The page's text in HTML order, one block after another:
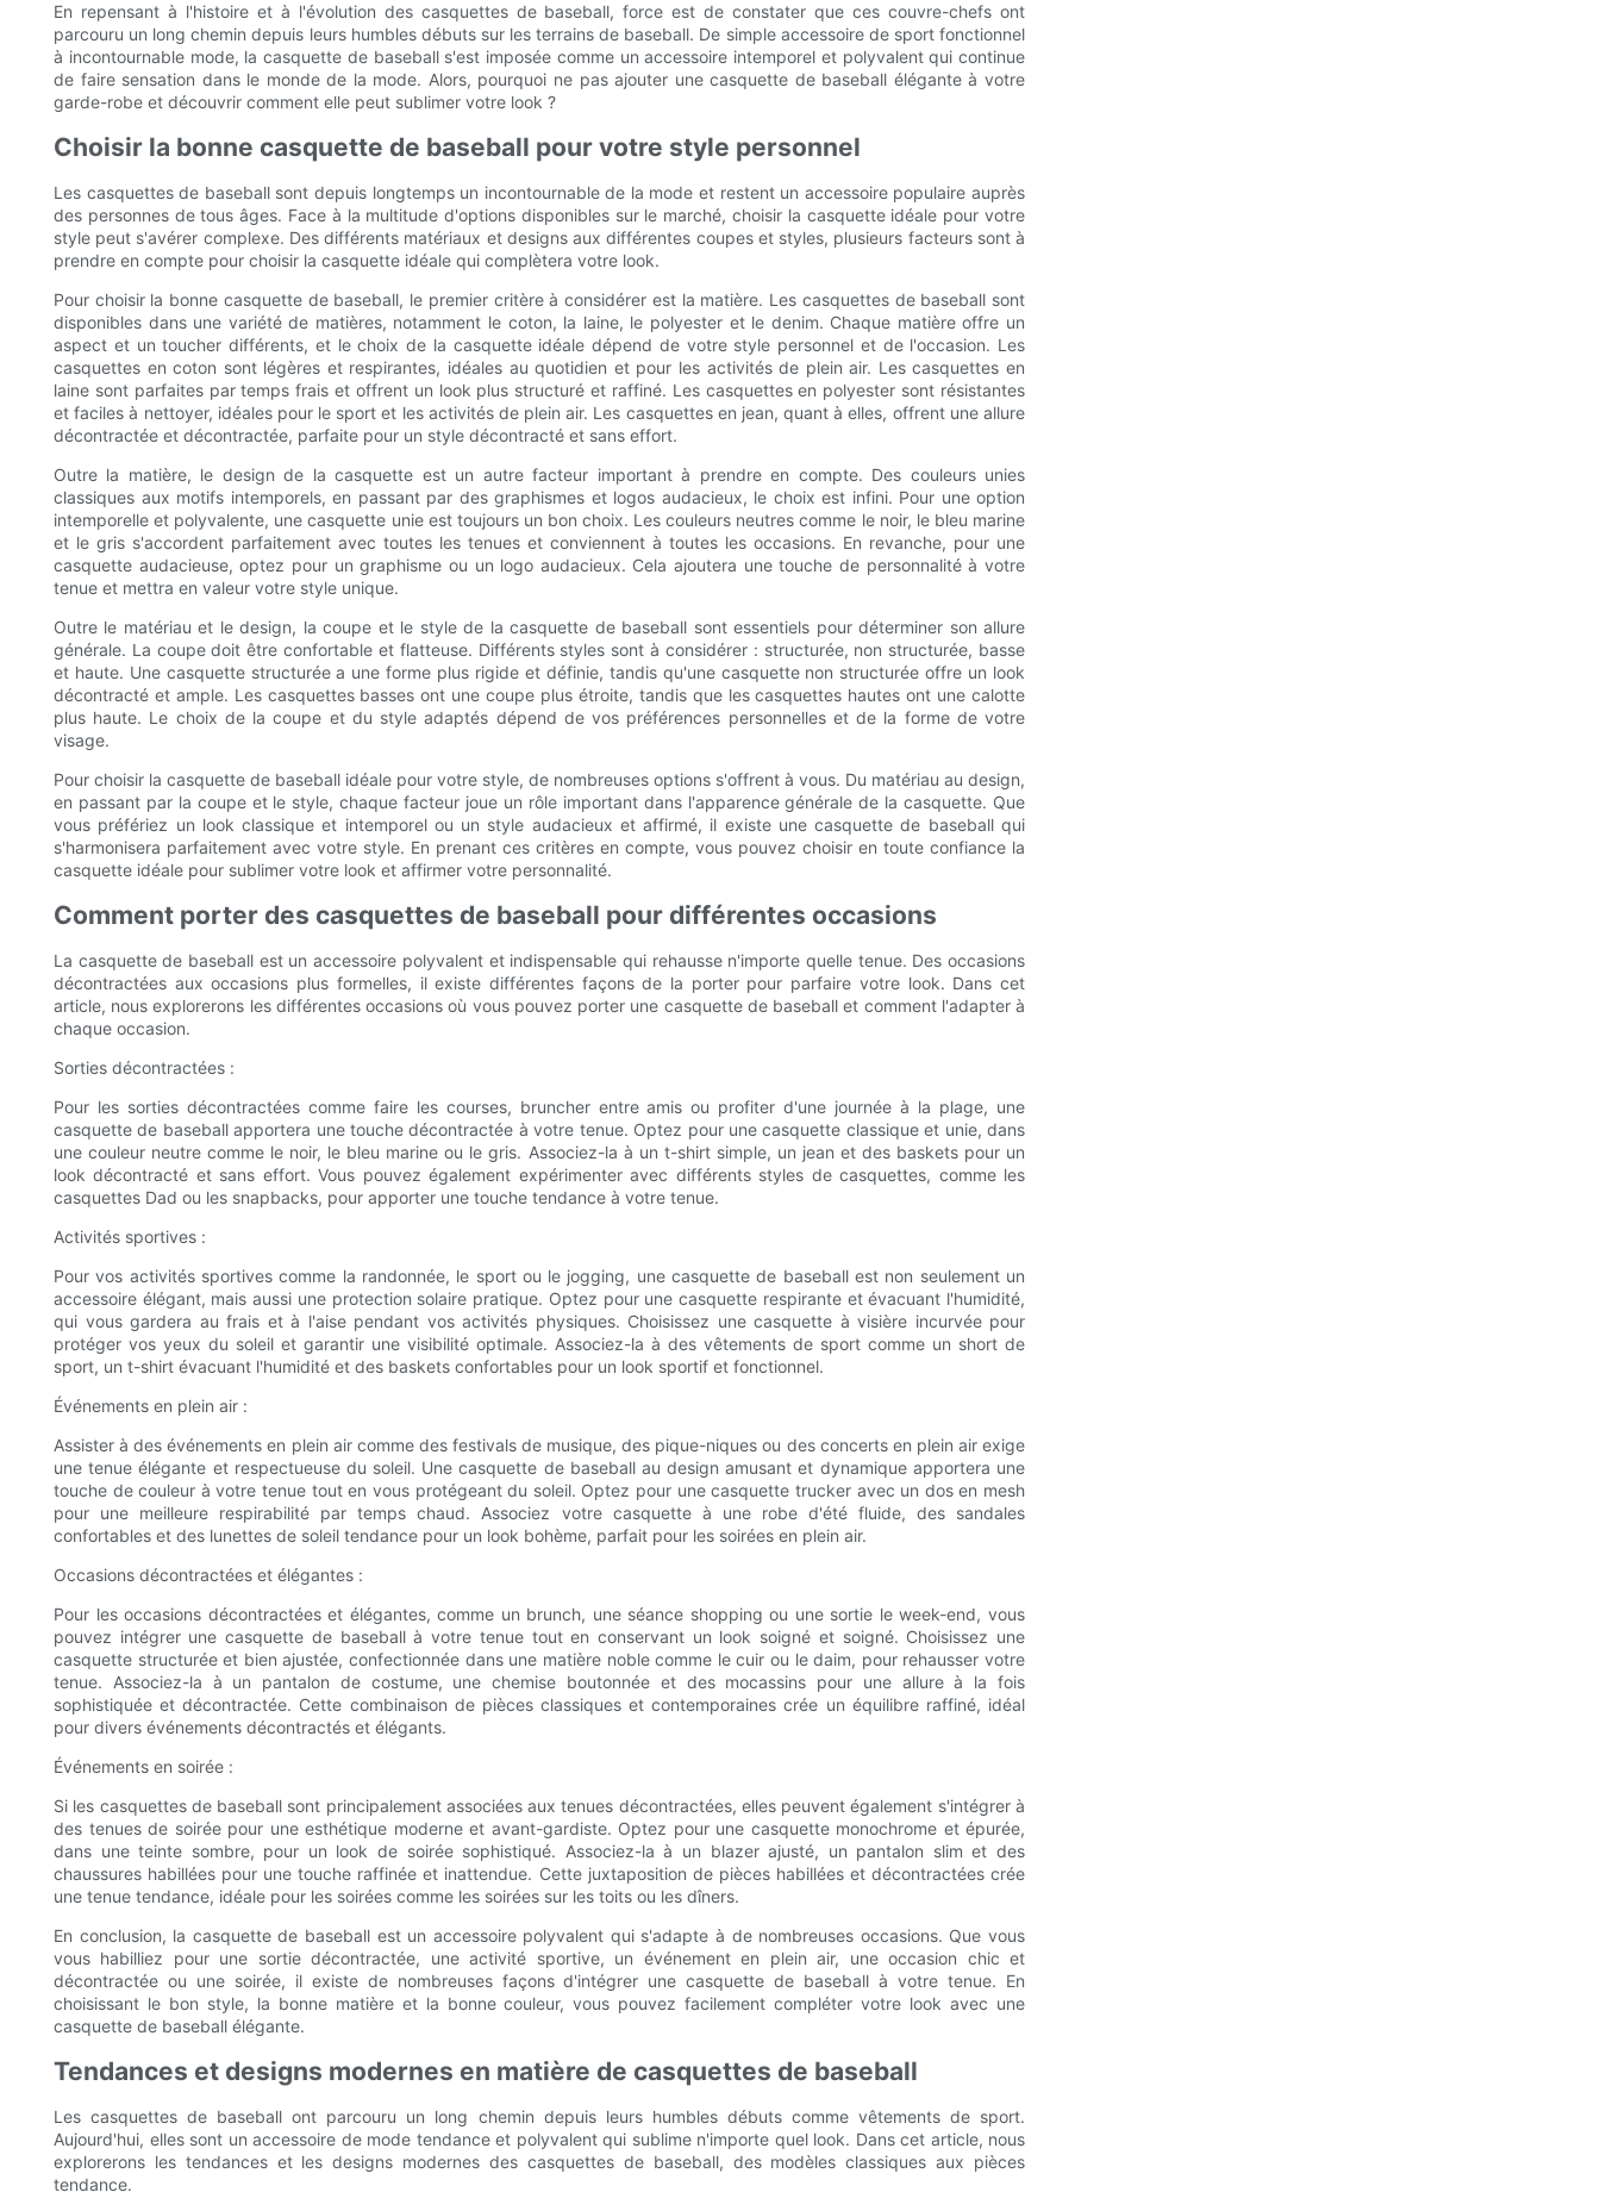
En repensant à l'histoire et à l'évolution des casquettes de baseball, force est de constater que ces couvre-chefs ont
parcouru un long chemin depuis leurs humbles débuts sur les terrains de baseball. De simple accessoire de sport fonctionnel
à incontournable mode, la casquette de baseball s'est imposée comme un accessoire intemporel et polyvalent qui continue
de faire sensation dans le monde de la mode. Alors, pourquoi ne pas ajouter une casquette de baseball élégante à votre
garde-robe et découvrir comment elle peut sublimer votre look ?
Choisir la bonne casquette de baseball pour votre style personnel
Les casquettes de baseball sont depuis longtemps un incontournable de la mode et restent un accessoire populaire auprès
des personnes de tous âges. Face à la multitude d'options disponibles sur le marché, choisir la casquette idéale pour votre
style peut s'avérer complexe. Des différents matériaux et designs aux différentes coupes et styles, plusieurs facteurs sont à
prendre en compte pour choisir la casquette idéale qui complètera votre look.
Pour choisir la bonne casquette de baseball, le premier critère à considérer est la matière. Les casquettes de baseball sont
disponibles dans une variété de matières, notamment le coton, la laine, le polyester et le denim. Chaque matière offre un
aspect et un toucher différents, et le choix de la casquette idéale dépend de votre style personnel et de l'occasion. Les
casquettes en coton sont légères et respirantes, idéales au quotidien et pour les activités de plein air. Les casquettes en
laine sont parfaites par temps frais et offrent un look plus structuré et raffiné. Les casquettes en polyester sont résistantes
et faciles à nettoyer, idéales pour le sport et les activités de plein air. Les casquettes en jean, quant à elles, offrent une allure
décontractée et décontractée, parfaite pour un style décontracté et sans effort.
Outre la matière, le design de la casquette est un autre facteur important à prendre en compte. Des couleurs unies
classiques aux motifs intemporels, en passant par des graphismes et logos audacieux, le choix est infini. Pour une option
intemporelle et polyvalente, une casquette unie est toujours un bon choix. Les couleurs neutres comme le noir, le bleu marine
et le gris s'accordent parfaitement avec toutes les tenues et conviennent à toutes les occasions. En revanche, pour une
casquette audacieuse, optez pour un graphisme ou un logo audacieux. Cela ajoutera une touche de personnalité à votre
tenue et mettra en valeur votre style unique.
Outre le matériau et le design, la coupe et le style de la casquette de baseball sont essentiels pour déterminer son allure
générale. La coupe doit être confortable et flatteuse. Différents styles sont à considérer : structurée, non structurée, basse
et haute. Une casquette structurée a une forme plus rigide et définie, tandis qu'une casquette non structurée offre un look
décontracté et ample. Les casquettes basses ont une coupe plus étroite, tandis que les casquettes hautes ont une calotte
plus haute. Le choix de la coupe et du style adaptés dépend de vos préférences personnelles et de la forme de votre
visage.
Pour choisir la casquette de baseball idéale pour votre style, de nombreuses options s'offrent à vous. Du matériau au design,
en passant par la coupe et le style, chaque facteur joue un rôle important dans l'apparence générale de la casquette. Que
vous préfériez un look classique et intemporel ou un style audacieux et affirmé, il existe une casquette de baseball qui
s'harmonisera parfaitement avec votre style. En prenant ces critères en compte, vous pouvez choisir en toute confiance la
casquette idéale pour sublimer votre look et affirmer votre personnalité.
Comment porter des casquettes de baseball pour différentes occasions
La casquette de baseball est un accessoire polyvalent et indispensable qui rehausse n'importe quelle tenue. Des occasions
décontractées aux occasions plus formelles, il existe différentes façons de la porter pour parfaire votre look. Dans cet
article, nous explorerons les différentes occasions où vous pouvez porter une casquette de baseball et comment l'adapter à
chaque occasion.
Sorties décontractées :
Pour les sorties décontractées comme faire les courses, bruncher entre amis ou profiter d'une journée à la plage, une
casquette de baseball apportera une touche décontractée à votre tenue. Optez pour une casquette classique et unie, dans
une couleur neutre comme le noir, le bleu marine ou le gris. Associez-la à un t-shirt simple, un jean et des baskets pour un
look décontracté et sans effort. Vous pouvez également expérimenter avec différents styles de casquettes, comme les
casquettes Dad ou les snapbacks, pour apporter une touche tendance à votre tenue.
Activités sportives :
Pour vos activités sportives comme la randonnée, le sport ou le jogging, une casquette de baseball est non seulement un
accessoire élégant, mais aussi une protection solaire pratique. Optez pour une casquette respirante et évacuant l'humidité,
qui vous gardera au frais et à l'aise pendant vos activités physiques. Choisissez une casquette à visière incurvée pour
protéger vos yeux du soleil et garantir une visibilité optimale. Associez-la à des vêtements de sport comme un short de
sport, un t-shirt évacuant l'humidité et des baskets confortables pour un look sportif et fonctionnel.
Événements en plein air :
Assister à des événements en plein air comme des festivals de musique, des pique-niques ou des concerts en plein air exige
une tenue élégante et respectueuse du soleil. Une casquette de baseball au design amusant et dynamique apportera une
touche de couleur à votre tenue tout en vous protégeant du soleil. Optez pour une casquette trucker avec un dos en mesh
pour une meilleure respirabilité par temps chaud. Associez votre casquette à une robe d'été fluide, des sandales
confortables et des lunettes de soleil tendance pour un look bohème, parfait pour les soirées en plein air.
Occasions décontractées et élégantes :
Pour les occasions décontractées et élégantes, comme un brunch, une séance shopping ou une sortie le week-end, vous
pouvez intégrer une casquette de baseball à votre tenue tout en conservant un look soigné et soigné. Choisissez une
casquette structurée et bien ajustée, confectionnée dans une matière noble comme le cuir ou le daim, pour rehausser votre
tenue. Associez-la à un pantalon de costume, une chemise boutonnée et des mocassins pour une allure à la fois
sophistiquée et décontractée. Cette combinaison de pièces classiques et contemporaines crée un équilibre raffiné, idéal
pour divers événements décontractés et élégants.
Événements en soirée :
Si les casquettes de baseball sont principalement associées aux tenues décontractées, elles peuvent également s'intégrer à
des tenues de soirée pour une esthétique moderne et avant-gardiste. Optez pour une casquette monochrome et épurée,
dans une teinte sombre, pour un look de soirée sophistiqué. Associez-la à un blazer ajusté, un pantalon slim et des
chaussures habillées pour une touche raffinée et inattendue. Cette juxtaposition de pièces habillées et décontractées crée
une tenue tendance, idéale pour les soirées comme les soirées sur les toits ou les dîners.
En conclusion, la casquette de baseball est un accessoire polyvalent qui s'adapte à de nombreuses occasions. Que vous
vous habilliez pour une sortie décontractée, une activité sportive, un événement en plein air, une occasion chic et
décontractée ou une soirée, il existe de nombreuses façons d'intégrer une casquette de baseball à votre tenue. En
choisissant le bon style, la bonne matière et la bonne couleur, vous pouvez facilement compléter votre look avec une
casquette de baseball élégante.
Tendances et designs modernes en matière de casquettes de baseball
Les casquettes de baseball ont parcouru un long chemin depuis leurs humbles débuts comme vêtements de sport.
Aujourd'hui, elles sont un accessoire de mode tendance et polyvalent qui sublime n'importe quel look. Dans cet article, nous
explorerons les tendances et les designs modernes des casquettes de baseball, des modèles classiques aux pièces
tendance.